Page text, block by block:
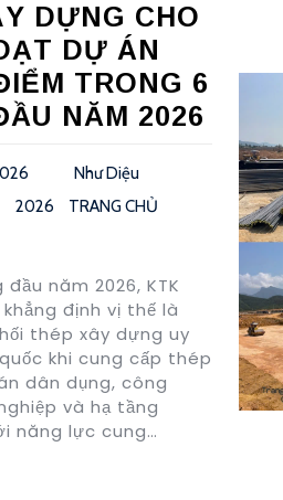
DỰNG CHO
DỰ ÁN
TRONG 6
NĂM 2026
Như Diệu
2026
TRANG CHỦ
năm 2026, KTK
định vị thế là
thép xây dựng uy
khi cung cấp thép
dân dụng, công
và hạ tầng
năng lực cung…